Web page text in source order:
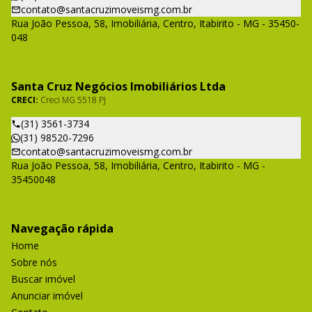
contato@santacruzimoveismg.com.br
Rua João Pessoa, 58, Imobiliária, Centro, Itabirito - MG - 35450-
048
Santa Cruz Negócios Imobiliários Ltda
CRECI: Creci MG 5518 PJ
(31) 3561-3734
(31) 98520-7296
contato@santacruzimoveismg.com.br
Rua João Pessoa, 58, Imobiliária, Centro, Itabirito - MG -
35450048
Navegação rápida
Home
Sobre nós
Buscar imóvel
Anunciar imóvel